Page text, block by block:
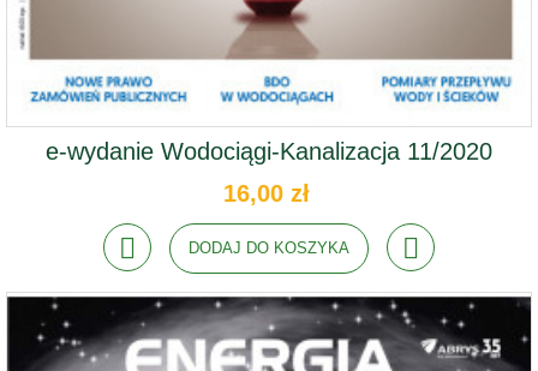
e-wydanie Wodociągi-Kanalizacja 11/2020
16,00 zł
DODAJ DO KOSZYKA